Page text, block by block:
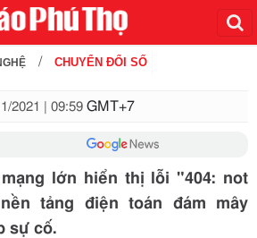
CHUYỂN ĐỔI SỐ
2021 | 09:59 GMT+7
mạng lớn hiển thị lỗi "404: not
tảng điện toán đám mây
sự cố.